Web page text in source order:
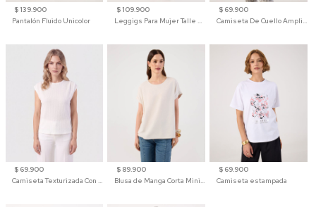
$ 139.900
Pantalón Fluido Unicolor
$ 109.900
Leggigs Para Mujer Talle Alto Liso
$ 69.900
Camiseta De Cuello Amplio Y Manga 3/4 Para Mujer
$ 69.900
Camiseta Texturizada Con Hombro Caído Para Mujer
$ 89.900
Blusa de Manga Corta Minimalista para Mujer
$ 69.900
Camiseta estampada